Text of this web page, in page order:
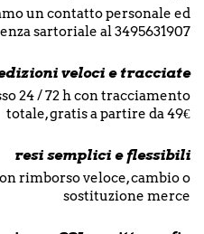
un contatto personale ed
sartoriale al 3495631907
veloci e tracciate
24 / 72 h con tracciamento
totale, gratis a partire da 49€
resi semplici e flessibili
rimborso veloce, cambio o
sostituzione merce